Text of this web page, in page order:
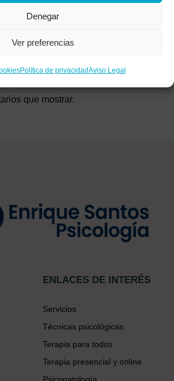
Denegar
Ver preferencias
Política de privacidadAviso Legal
que mostrar.
ENLACES DE INTERÉS
Servicios
Técnicas psicológicas
Terapia para todos
Terapia presencial y online